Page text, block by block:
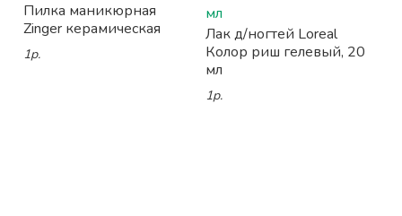
Пилка маникюрная
Zinger керамическая
1р.
Лак д/ногтей Loreal
Колор риш гелевый, 20
мл
1р.